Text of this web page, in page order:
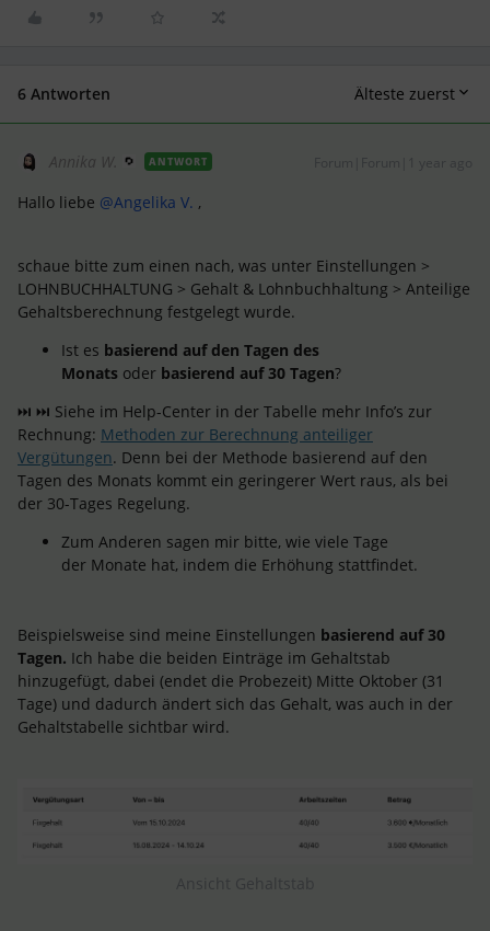
6 Antworten Älteste zuerst
Annika W. ANTWORT
Hallo liebe @Angelika V. ,
schaue bitte zum einen nach, was unter Einstellungen >
LOHNBUCHHALTUNG > Gehalt & Lohnbuchhaltung > Anteilige
Gehaltsberechnung festgelegt wurde.
Ist es basierend auf den Tagen des
Monats oder basierend auf 30 Tagen?
⏭ ⏭ Siehe im Help-Center in der Tabelle mehr Info’s zur
Rechnung: Methoden zur Berechnung anteiliger
Vergütungen. Denn bei der Methode basierend auf den
Tagen des Monats kommt ein geringerer Wert raus, als bei
der 30-Tages Regelung.
Zum Anderen sagen mir bitte, wie viele Tage
der Monate hat, indem die Erhöhung stattfindet.
Beispielsweise sind meine Einstellungen basierend auf 30
Tagen. Ich habe die beiden Einträge im Gehaltstab
hinzugefügt, dabei (endet die Probezeit) Mitte Oktober (31
Tage) und dadurch ändert sich das Gehalt, was auch in der
Gehaltstabelle sichtbar wird.